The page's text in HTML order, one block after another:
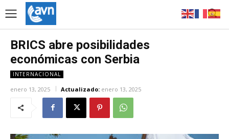
BRICS abre posibilidades
económicas con Serbia
INTERNACIONAL
enero 13, 2025 Actualizado: enero 13, 2025